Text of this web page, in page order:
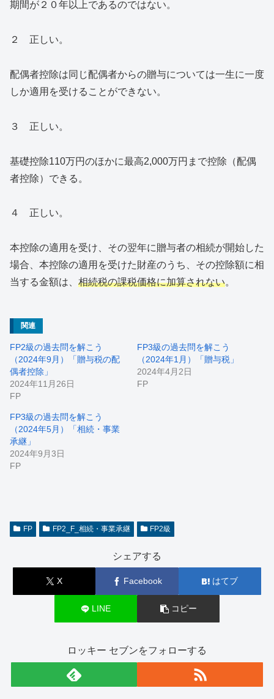
期間が２０年以上であるのではない。
２ 正しい。
配偶者控除は同じ配偶者からの贈与については一生に一度
しか適用を受けることができない。
３ 正しい。
基礎控除110万円のほかに最高2,000万円まで控除（配偶
者控除）できる。
４ 正しい。
本控除の適用を受け、その翌年に贈与者の相続が開始した
場合、本控除の適用を受けた財産のうち、その控除額に相
当する金額は、 相続税の課税価格に加算されない。
関連
FP2級の過去問を解こう
（2024年9月）「贈与税の配
偶者控除」
2024年11月26日
FP
FP3級の過去問を解こう
（2024年1月）「贈与税」
2024年4月2日
FP
FP3級の過去問を解こう
（2024年5月）「相続・事業
承継」
2024年9月3日
FP
FP FP2_F_相続・事業承継 FP2級
シェアする
X Facebook はてブ
LINE コピー
ロッキー セブンをフォローする